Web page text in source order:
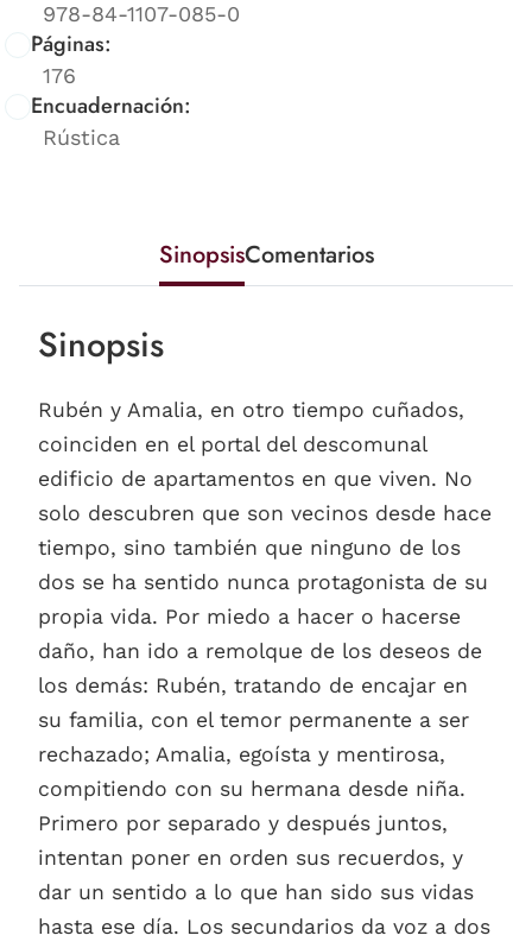
978-84-1107-085-0
Páginas:
176
Encuadernación:
Rústica
SinopsisComentarios
Sinopsis
Rubén y Amalia, en otro tiempo cuñados,
coinciden en el portal del descomunal
edificio de apartamentos en que viven. No
solo descubren que son vecinos desde hace
tiempo, sino también que ninguno de los
dos se ha sentido nunca protagonista de su
propia vida. Por miedo a hacer o hacerse
daño, han ido a remolque de los deseos de
los demás: Rubén, tratando de encajar en
su familia, con el temor permanente a ser
rechazado; Amalia, egoísta y mentirosa,
compitiendo con su hermana desde niña.
Primero por separado y después juntos,
intentan poner en orden sus recuerdos, y
dar un sentido a lo que han sido sus vidas
hasta ese día. Los secundarios da voz a dos